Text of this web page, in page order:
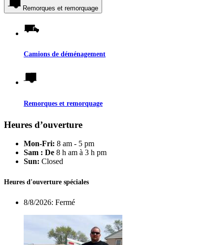
Remorques et remorquage
Camions de déménagement
Remorques et remorquage
Heures d’ouverture
Mon-Fri: 8 am - 5 pm
Sam : De 8 h am à 3 h pm
Sun: Closed
Heures d'ouverture spéciales
8/8/2026: Fermé